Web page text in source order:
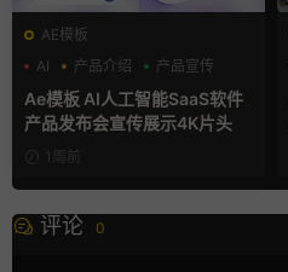
AE模板
AI
产品介绍 产品宣传
Ae模板 AI人工智能SaaS软件
产品发布会宣传展示4K片头
1周前
评论 0